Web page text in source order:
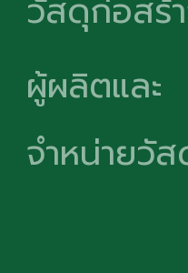
วัสดุก่อสร้
ผู้ผลิตและ
จำหน่ายวั